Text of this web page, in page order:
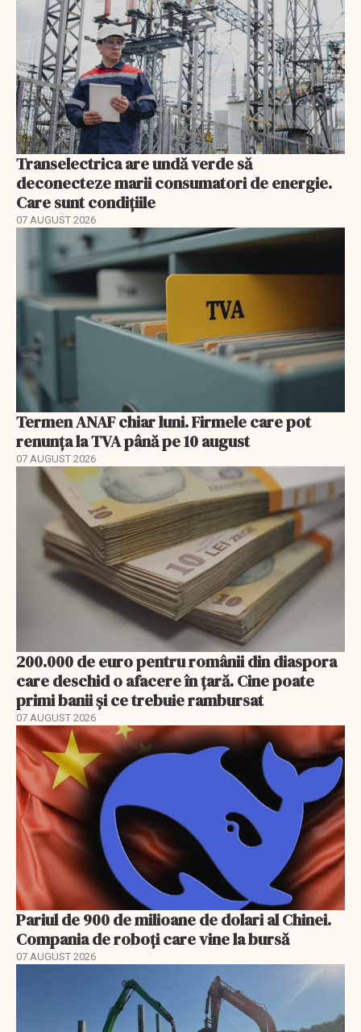
Transelectrica are undă verde să
deconecteze marii consumatori de energie.
Care sunt condițiile
07 AUGUST 2026
Termen ANAF chiar luni. Firmele care pot
renunța la TVA până pe 10 august
07 AUGUST 2026
200.000 de euro pentru românii din diaspora
care deschid o afacere în țară. Cine poate
primi banii și ce trebuie rambursat
07 AUGUST 2026
Pariul de 900 de milioane de dolari al Chinei.
Compania de roboți care vine la bursă
07 AUGUST 2026